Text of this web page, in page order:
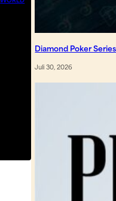
Diamond Poker
Juli 30, 2026